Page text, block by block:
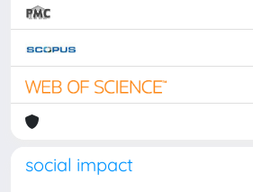
social impact